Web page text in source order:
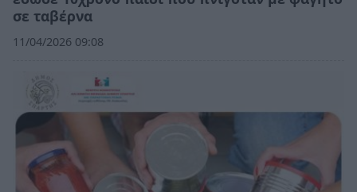
σε ταβέρνα
11/04/2026 09:08